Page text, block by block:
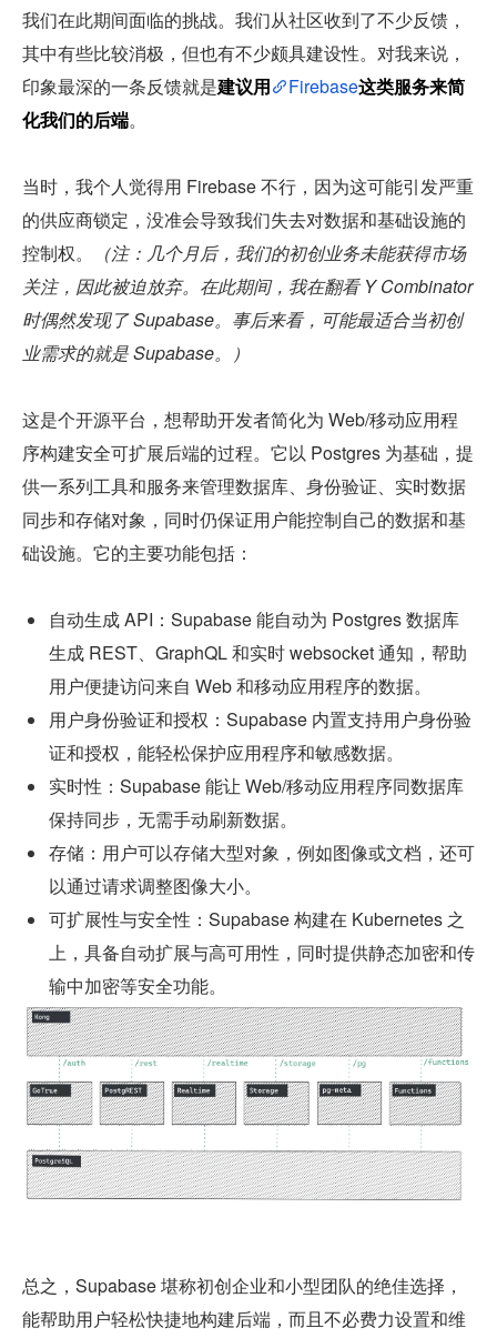
我们在此期间面临的挑战。我们从社区收到了不少反馈，
其中有些比较消极，但也有不少颇具建设性。对我来说，
印象最深的一条反馈就是建议用 Firebase这类服务来简
化我们的后端。
当时，我个人觉得用 Firebase 不行，因为这可能引发严重
的供应商锁定，没准会导致我们失去对数据和基础设施的
控制权。
（注：几个月后，我们的初创业务未能获得市场
关注，因此被迫放弃。在此期间，我在翻看 Y Combinator
时偶然发现了 Supabase。事后来看，可能最适合当初创
业需求的就是 Supabase。）
这是个开源平台，想帮助开发者简化为 Web/移动应用程
序构建安全可扩展后端的过程。它以 Postgres 为基础，提
供一系列工具和服务来管理数据库、身份验证、实时数据
同步和存储对象，同时仍保证用户能控制自己的数据和基
础设施。它的主要功能包括：
自动生成 API：Supabase 能自动为 Postgres 数据库
生成 REST、GraphQL 和实时 websocket 通知，帮助
用户便捷访问来自 Web 和移动应用程序的数据。
用户身份验证和授权：Supabase 内置支持用户身份验
证和授权，能轻松保护应用程序和敏感数据。
实时性：Supabase 能让 Web/移动应用程序同数据库
保持同步，无需手动刷新数据。
存储：用户可以存储大型对象，例如图像或文档，还可
以通过请求调整图像大小。
可扩展性与安全性：Supabase 构建在 Kubernetes 之
上，具备自动扩展与高可用性，同时提供静态加密和传
输中加密等安全功能。
总之，Supabase 堪称初创企业和小型团队的绝佳选择，
能帮助用户轻松快捷地构建后端，而且不必费力设置和维